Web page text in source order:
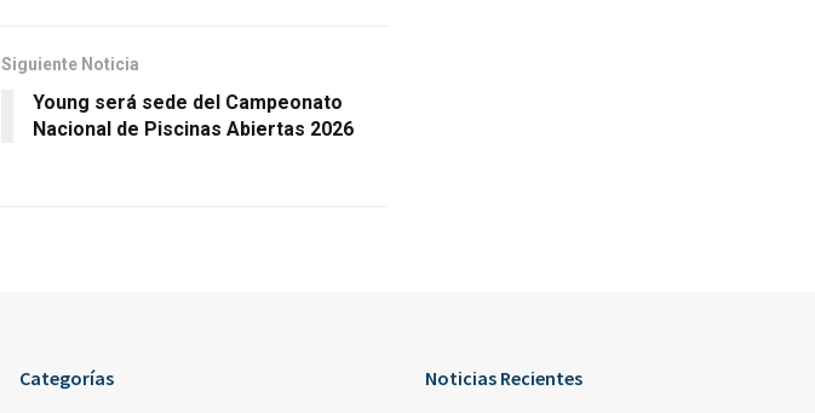
Siguiente Noticia
Young será sede del Campeonato
Nacional de Piscinas Abiertas 2026
Categorías Noticias Recientes